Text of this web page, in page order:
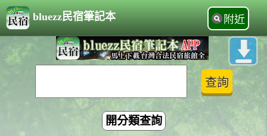
bluezz民宿筆記本 附近
開分類查詢